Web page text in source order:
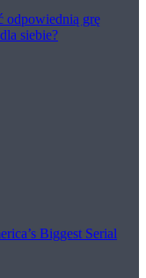
odpowiednią grę
siebie?
Biggest Serial